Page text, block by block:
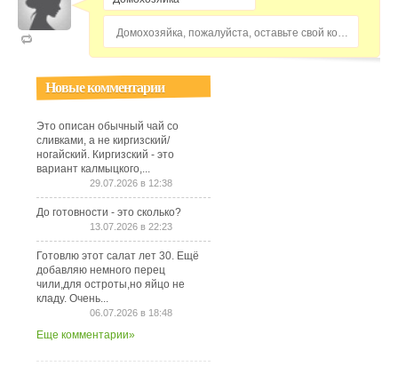
Домохозяйка, пожалуйста, оставьте свой комментарий...
Новые комментарии
Это описан обычный чай со
сливками, а не киргизский/
ногайский. Киргизский - это
вариант калмыцкого,...
29.07.2026 в 12:38
До готовности - это сколько?
13.07.2026 в 22:23
Готовлю этот салат лет 30. Ещё
добавляю немного перец
чили,для остроты,но яйцо не
кладу. Очень...
06.07.2026 в 18:48
Еще комментарии»